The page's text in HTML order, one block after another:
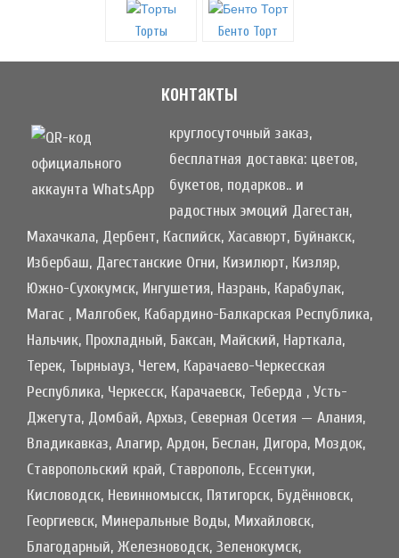
Торты Бенто Торт
контакты
круглосуточный заказ,
бесплатная доставка: цветов,
букетов, подарков.. и
радостных эмоций Дагестан,
Махачкала, Дербент, Каспийск, Хасавюрт, Буйнакск,
Избербаш, Дагестанские Огни, Кизилюрт, Кизляр,
Южно-Сухокумск, Ингушетия, Назрань, Карабулак,
Магас , Малгобек, Кабардино-Балкарская Республика,
Нальчик, Прохладный, Баксан, Майский, Нарткала,
Терек, Тырныауз, Чегем, Карачаево-Черкесская
Республика, Черкесск, Карачаевск, Теберда , Усть-
Джегута, Домбай, Архыз, Северная Осетия — Алания,
Владикавказ, Алагир, Ардон, Беслан, Дигора, Моздок,
Ставропольский край, Ставрополь, Ессентуки,
Кисловодск, Невинномысск, Пятигорск, Будённовск,
Георгиевск, Минеральные Воды, Михайловск,
Благодарный, Железноводск, Зеленокумск,